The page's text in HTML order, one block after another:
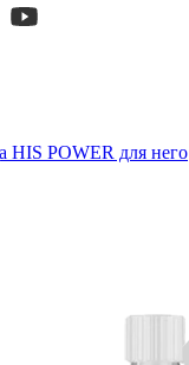
HIS POWER для него